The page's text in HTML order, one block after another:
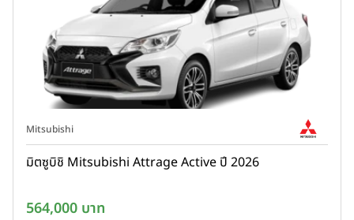
Mitsubishi
มิตซูบิชิ Mitsubishi Attrage Active ปี 2026
564,000 บาท